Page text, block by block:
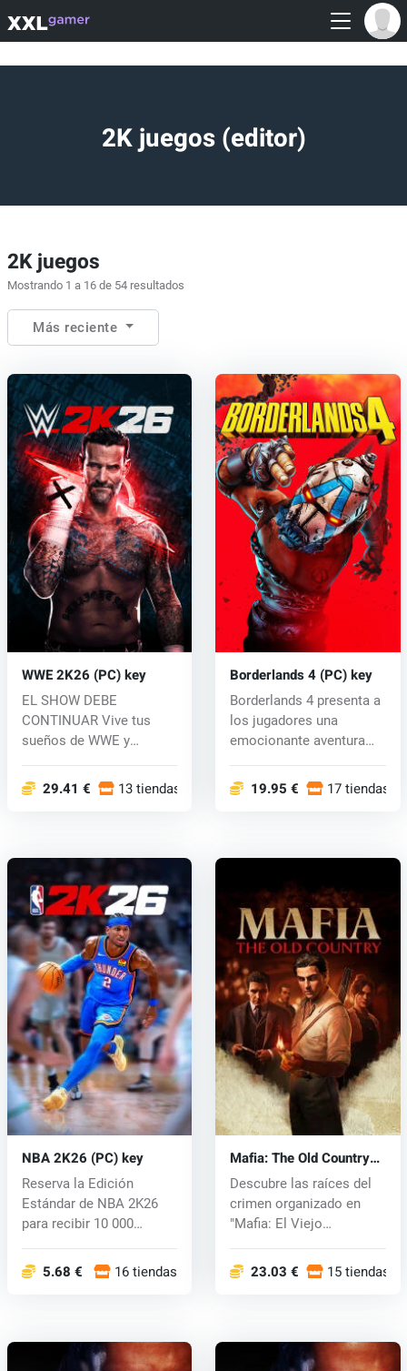
2K juegos (editor)
2K juegos
Mostrando 1 a 16 de 54 resultados
Más reciente
WWE 2K26 (PC) key
EL SHOW DEBE
CONTINUAR Vive tus
sueños de WWE y
def...29.41 € 13 tiendas
Borderlands 4 (PC) key
Borderlands 4 presenta a
los jugadores una
emocionante aventura
19.95 € 17 tiendas
NBA 2K26 (PC) key
Reserva la Edición
Estándar de NBA 2K26
para recibir 10 000
5.68 € 16 tiendas
Mafia: The Old Country
(PC) key
Descubre las raíces del
crimen organizado en
"Mafia: El Viejo
23.03 € 15 tiendas